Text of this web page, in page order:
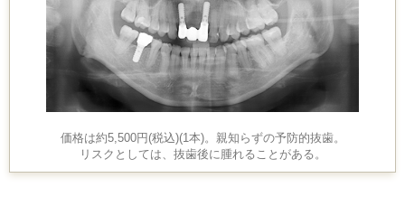
価格は約5,500円(税込)(1本)。親知らずの予防的抜歯。
リスクとしては、抜歯後に腫れることがある。